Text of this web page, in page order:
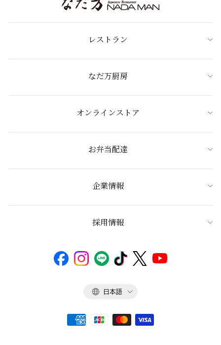
レストラン
なだ万厨房
オンラインストア
お弁当配達
企業情報
採用情報
言
日本語